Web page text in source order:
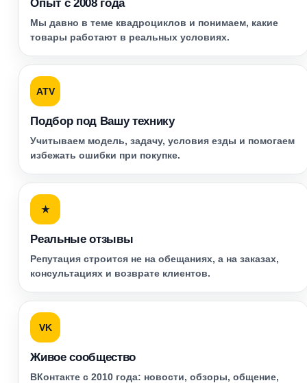
Опыт с 2008 года
Мы давно в теме квадроциклов и понимаем, какие
товары работают в реальных условиях.
ATV
Подбор под Вашу технику
Учитываем модель, задачу, условия езды и помогаем
избежать ошибки при покупке.
★
Реальные отзывы
Репутация строится не на обещаниях, а на заказах,
консультациях и возврате клиентов.
VK
Живое сообщество
ВКонтакте с 2010 года: новости, обзоры, общение,